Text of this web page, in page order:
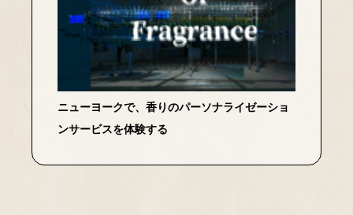
ニューヨークで、香りのパーソナライゼーショ
ンサービスを体験する